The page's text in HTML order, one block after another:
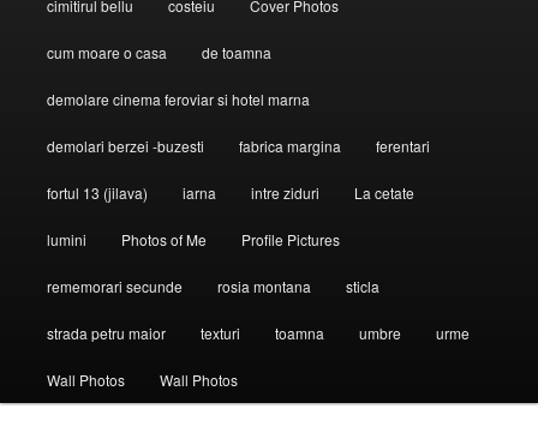
cimitirul bellu costeiu Cover Photos
cum moare o casa de toamna
demolare cinema feroviar si hotel marna
demolari berzei -buzesti fabrica margina ferentari
fortul 13 (jilava) iarna intre ziduri La cetate
lumini Photos of Me Profile Pictures
rememorari secunde rosia montana sticla
strada petru maior texturi toamna umbre urme
Wall Photos Wall Photos